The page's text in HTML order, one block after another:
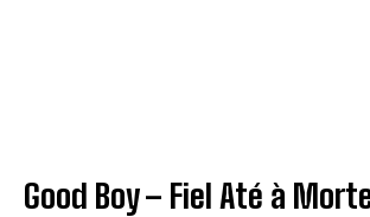
Good Boy – Fiel Até à